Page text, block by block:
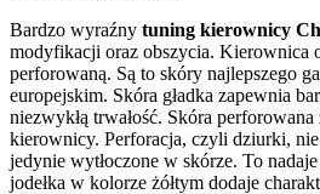
Bardzo wyraźny tuning kierownicy
modyfikacji oraz obszycia. Kierownica
perforowaną. Są to skóry najlepszego
europejskim. Skóra gładka zapewnia
niezwykłą trwałość. Skóra perforowana
kierownicy. Perforacja, czyli dziurki,
jedynie wytłoczone w skórze. To
jodełka w kolorze żółtym dodaje